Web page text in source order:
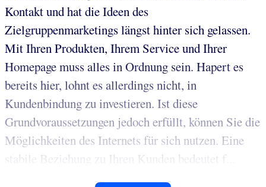
Kontakt und hat die Ideen des
Zielgruppenmarketings längst hinter sich gelassen.
Mit Ihren Produkten, Ihrem Service und Ihrer
Homepage muss alles in Ordnung sein. Hapert es
bereits hier, lohnt es allerdings nicht, in
Kundenbindung zu investieren. Ist diese
Grundvoraussetzungen jedoch erfüllt, können Sie die
Möglichkeiten des Internets für sich nutzen. Eine
stabile Beziehung zu Ihren Kunden bedeutet f...